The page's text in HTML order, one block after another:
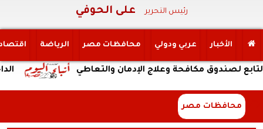
رئيس التحرير على الحوفي
الأخبار عربي ودولي محافظات مصر الرياضة
مكافحة وعلاج الإدمان والتعاطي
محافظات مصر